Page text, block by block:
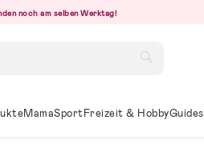
noch am selben Werktag!
MamaSportFreizeit & HobbyGuides